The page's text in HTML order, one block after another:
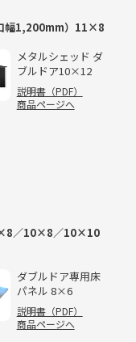
幅1,200mm）11×8
メタルシェッド ダ
ブルドア10×12
説明書（PDF）
商品ページへ
／10×8／10×10
ダブルドア専用床
パネル 8×6
説明書（PDF）
商品ページへ